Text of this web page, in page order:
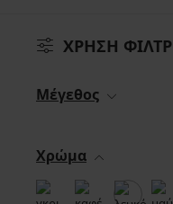
ΧΡΗΣΗ
Μέγεθος
Χρώμα